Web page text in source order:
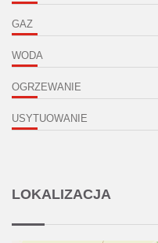
GAZ
WODA
OGRZEWANIE
USYTUOWANIE
LOKALIZACJA